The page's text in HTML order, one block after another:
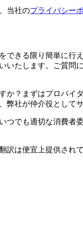
当社のプライバシー
できる限り簡単に
いたします。ご質
か？まずはプロバ
弊社が仲介役として
つでも適切な消費
訳は便宜上提供され